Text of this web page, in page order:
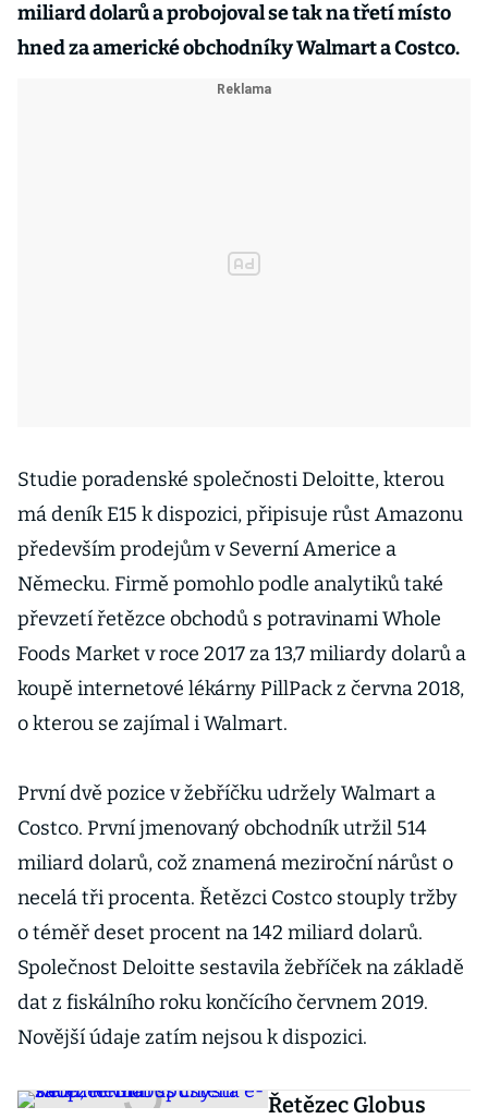
miliard dolarů a probojoval se tak na třetí místo
hned za americké obchodníky Walmart a Costco.
Studie poradenské společnosti Deloitte, kterou
má deník E15 k dispozici, připisuje růst Amazonu
především prodejům v Severní Americe a
Německu. Firmě pomohlo podle analytiků také
převzetí řetězce obchodů s potravinami Whole
Foods Market v roce 2017 za 13,7 miliardy dolarů a
koupě internetové lékárny PillPack z června 2018,
o kterou se zajímal i Walmart.
První dvě pozice v žebříčku udržely Walmart a
Costco. První jmenovaný obchodník utržil 514
miliard dolarů, což znamená meziroční nárůst o
necelá tři procenta. Řetězci Costco stouply tržby
o téměř deset procent na 142 miliard dolarů.
Společnost Deloitte sestavila žebříček na základě
dat z fiskálního roku končícího červnem 2019.
Novější údaje zatím nejsou k dispozici.
Řetězec Globus